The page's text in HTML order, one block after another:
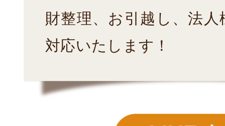
財整理、お引越し、法
対応いたします！